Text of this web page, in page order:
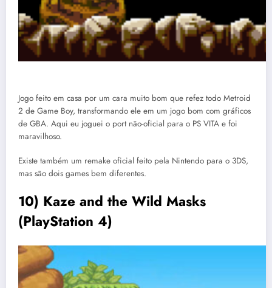
Jogo feito em casa por um cara muito bom que refez todo Metroid
2 de Game Boy, transformando ele em um jogo bom com gráficos
de GBA. Aqui eu joguei o port não-oficial para o PS VITA e foi
maravilhoso.
Existe também um remake oficial feito pela Nintendo para o 3DS,
mas são dois games bem diferentes.
10) Kaze and the Wild Masks
(PlayStation 4)